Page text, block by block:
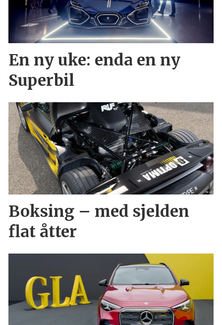
En ny uke: enda en ny
Superbil
Boksing – med sjelden
flat åtter